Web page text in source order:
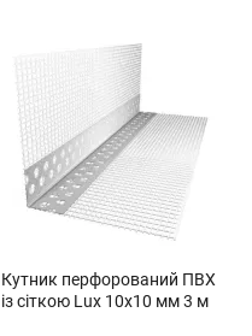
Кутник перфорований ПВХ
із сіткою Lux 10х10 мм 3 м